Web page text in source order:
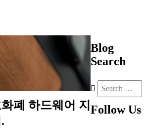
폐 하드웨어 지
Blog
Search
Follow Us